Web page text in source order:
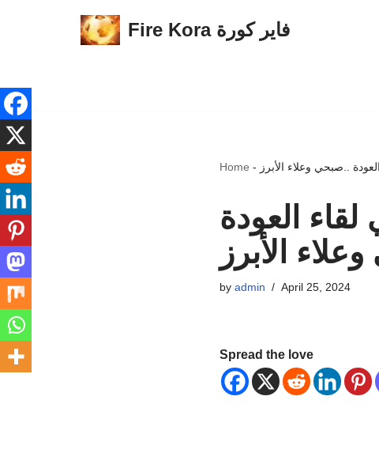
content
Fire Kora فاير كورة
Home - ..صبحي وعلاء الأبرز
العودة
الأبرز
by admin April 25, 2024
Spread the love